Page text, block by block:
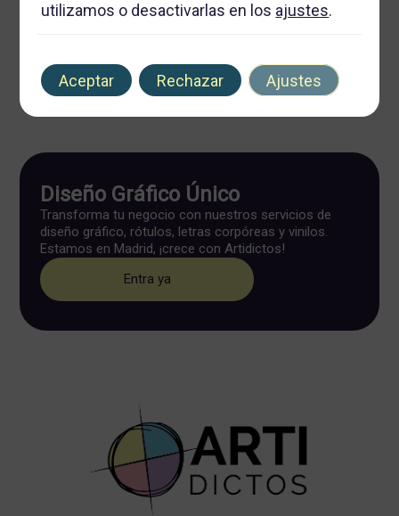
12 min de lectura
Diseño Gráfico Único
Transforma tu negocio con nuestros servicios de
diseño gráfico, rótulos, letras corpóreas y vinilos.
Estamos en Madrid, ¡crece con Artidictos!
Entra ya
utilizamos o desactivarlas en los ajustes.
Aceptar Rechazar Ajustes